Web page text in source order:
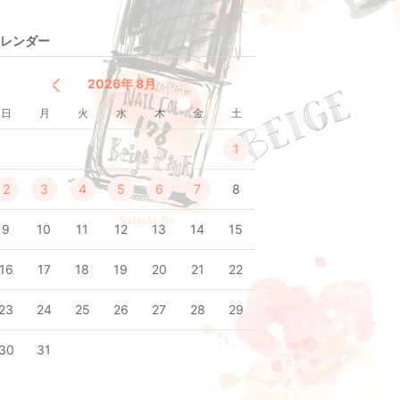
ンダー
2026年 8月
日 月 火 水 木 金 土
1
2 3 4 5 6 7 8
9 10 11 12 13 14 15
17 18 19 20 21 22
24 25 26 27 28 29
31